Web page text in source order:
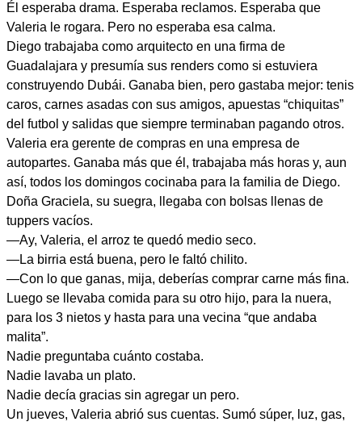
Él esperaba drama. Esperaba reclamos. Esperaba que
Valeria le rogara. Pero no esperaba esa calma.
Diego trabajaba como arquitecto en una firma de
Guadalajara y presumía sus renders como si estuviera
construyendo Dubái. Ganaba bien, pero gastaba mejor: tenis
caros, carnes asadas con sus amigos, apuestas “chiquitas”
del futbol y salidas que siempre terminaban pagando otros.
Valeria era gerente de compras en una empresa de
autopartes. Ganaba más que él, trabajaba más horas y, aun
así, todos los domingos cocinaba para la familia de Diego.
Doña Graciela, su suegra, llegaba con bolsas llenas de
tuppers vacíos.
—Ay, Valeria, el arroz te quedó medio seco.
—La birria está buena, pero le faltó chilito.
—Con lo que ganas, mija, deberías comprar carne más fina.
Luego se llevaba comida para su otro hijo, para la nuera,
para los 3 nietos y hasta para una vecina “que andaba
malita”.
Nadie preguntaba cuánto costaba.
Nadie lavaba un plato.
Nadie decía gracias sin agregar un pero.
Un jueves, Valeria abrió sus cuentas. Sumó súper, luz, gas,